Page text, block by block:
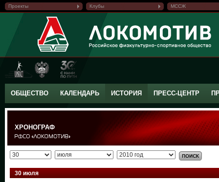
Проекты Клубы МССЖ
ОБЩЕСТВО КАЛЕНДАРЬ ИСТОРИЯ ПРЕСС-ЦЕНТР
ХРОНОГРАФ
30 июля